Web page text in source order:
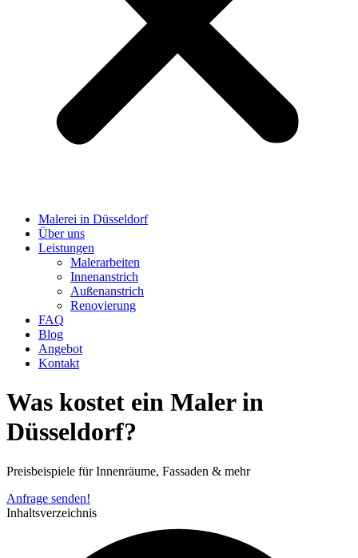
Malerei in Düsseldorf
Über uns
Leistungen
Malerarbeiten
Innenanstrich
Außenanstrich
Renovierung
FAQ
Blog
Angebot
Kontakt
Was kostet ein Maler in
Düsseldorf?
Preisbeispiele für Innenräume, Fassaden & mehr
Anfrage senden!
Inhaltsverzeichnis